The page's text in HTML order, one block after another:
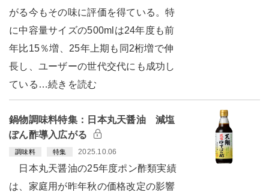
がる今もその味に評価を得ている。特
に中容量サイズの500mlは24年度も前
年比15％増、25年上期も同2桁増で伸
長し、ユーザーの世代交代にも成功し
ている…続きを読む
鍋物調味料特集：日本丸天醤油 減塩
ぽん酢導入広がる
調味料 特集 2025.10.06
日本丸天醤油の25年度ポン酢類実績
は、家庭用が昨年秋の価格改定の影響